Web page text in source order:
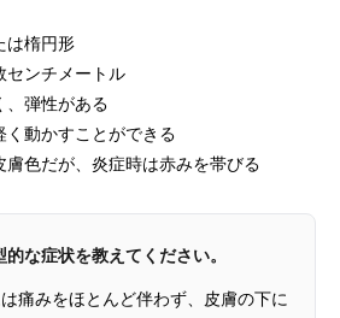
は楕円形
センチメートル
、弾性がある
く動かすことができる
膚色だが、炎症時は赤みを帯びる
な症状を教えてください。
痛みをほとんど伴わず、皮膚の下に